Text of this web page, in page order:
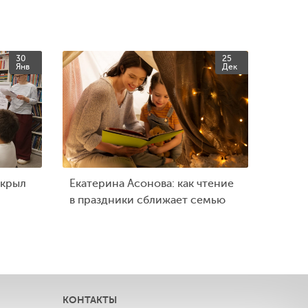
30
Янв
25
Дек
Екатерина Асонова: как чтение
в праздники сближает семью
КОНТАКТЫ